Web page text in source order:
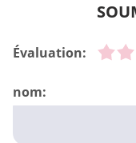
Évaluation:
nom: